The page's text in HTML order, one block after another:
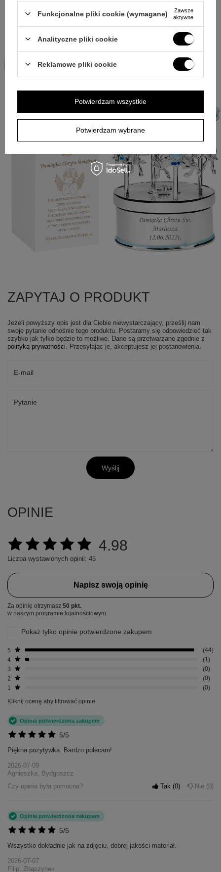
tych, którzy cenią symbolikę i dopracowaną oprawę.
ZAPYTAJ O PRODUKT
Jeżeli powyższy opis jest dla Ciebie niewystarczający, prześlij nam
swoje pytanie odnośnie tego produktu. Postaramy się odpowiedzieć tak
szybko jak tylko będzie to możliwe. Dane są przetwarzane zgodnie z
polityką prywatności. Przesyłając je, akceptujesz jej postanowienia.
E-mail
Pytanie
Wyślij
OPINIE
4.98
Liczba wystawionych opinii: 45
Napisz swoją opinię
Za opinię otrzymasz 50 pkt.
w naszym programie lojalnościowym.
Pokaż tylko opinie potwierdzone zakupem
5
44
4
1
3
0
2
0
1
0
Kliknij ocenę aby filtrować opinie
5/5
Opinia potwierdzona zakupem
Piękna pozytywka. Bardzo polecam!
2026-07-09
Agnieszka, Bydgoszcz
Czy opinia była pomocna?
Tak 0 Nie 0
5/5
Opinia potwierdzona zakupem
Wszystko dokładnie jak na zdjęciu, dobrej jakości materiał.
2026-07-07
Filip, Zbąszynek
Funkcjonalne pliki cookie (wymagane)
Zawsze
aktywne
Analityczne pliki cookie
Reklamowe pliki cookie
Potwierdzam wybrane
Potwierdzam wszystkie